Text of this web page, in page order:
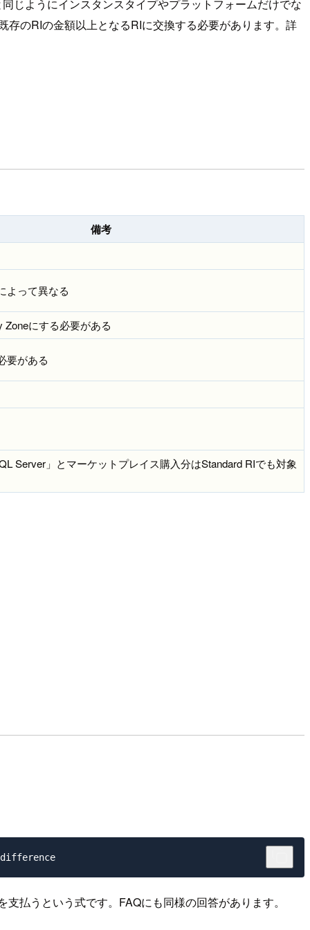
じようにインスタンスタイプやプラットフォームだけでな
存のRIの金額以上となるRIに交換する必要があります。詳
備考
よって異なる
Zoneにする必要がある
要がある
Server」とマーケットプレイス購入分はStandard RIでも対象
払うという式です。FAQにも同様の回答があります。